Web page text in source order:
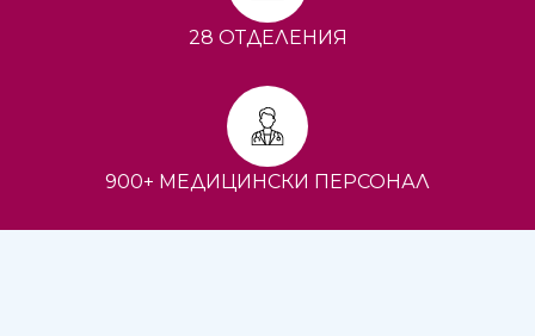
28 ОТДЕЛЕНИЯ
900+ МЕДИЦИНСКИ ПЕРСОНАЛ